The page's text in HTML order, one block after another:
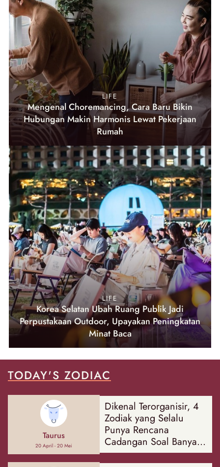
LIFE
Mengenal Choremancing, Cara Baru Bikin
Hubungan Makin Harmonis Lewat Pekerjaan
Rumah
LIFE
Korea Selatan Ubah Ruang Publik Jadi
Perpustakaan Outdoor, Upayakan Peningkatan
Minat Baca
TODAY'S ZODIAC
Taurus
20 April - 20 Mei
Dikenal Terorganisir, 4
Zodiak yang Selalu
Punya Rencana
Cadangan Soal Banyak
Hal